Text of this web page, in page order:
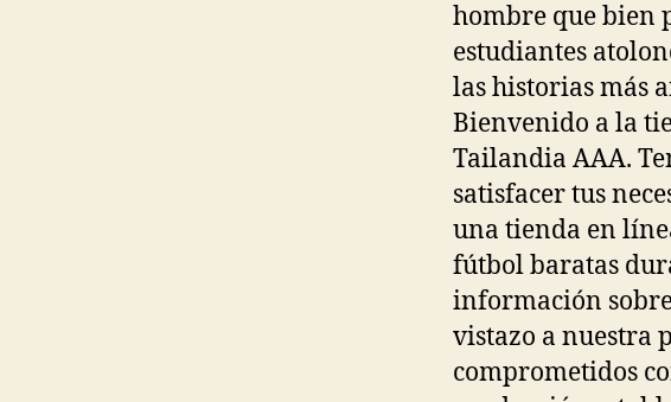
hombre que bien
estudiantes
las historias más
Bienvenido a la
Tailandia AAA.
satisfacer tus
una tienda en
fútbol baratas
información
vistazo a nuestra
comprometidos